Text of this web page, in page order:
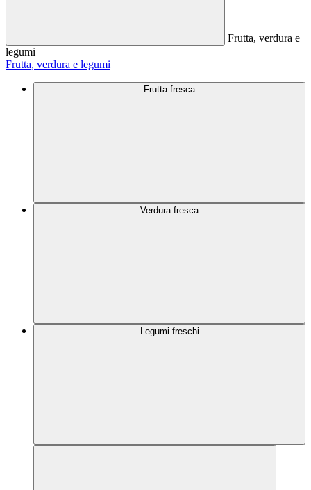
Frutta, verdura e
legumi
Frutta, verdura e legumi
Frutta fresca
Verdura fresca
Legumi freschi